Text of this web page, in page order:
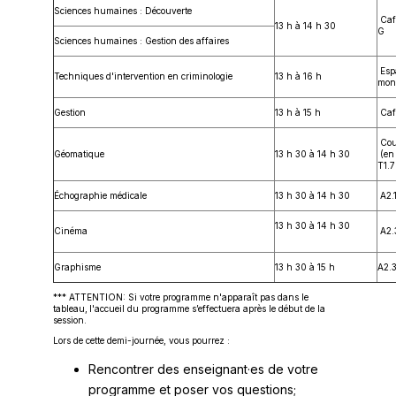
Sciences humaines : Découverte
13 h à 14 h 30
G
Sciences humaines : Gestion des affaires
Techniques d'intervention en criminologie 13 h à 16 h
Gestion 13 h à 15 h
Géomatique 13 h 30 à 14 h 30
Échographie médicale 13 h 30 à 14 h 30
Cinéma 13 h 30 à 14 h 30
Graphisme 13 h 30 à 15 h
*** ATTENTION: Si votre programme n'apparaît pas dans le
tableau, l'accueil du programme s’effectuera après le début de la
session.
Lors de cette demi-journée, vous pourrez :
Rencontrer des enseignant·es de votre
programme et poser vos questions;